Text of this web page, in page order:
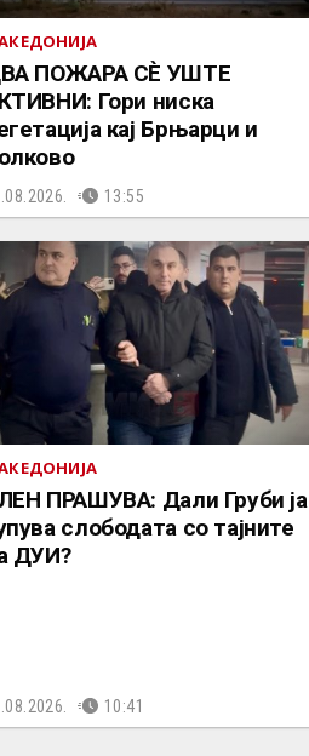
ПОЖАРА СÈ УШТЕ
Гори ниска
кај Брњарци и
13:55
ПРАШУВА: Дали Груби ја
слободата со тајните
ДУИ?
10:41